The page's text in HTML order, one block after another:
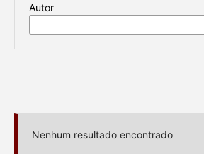
Autor
Nenhum resultado encontrado